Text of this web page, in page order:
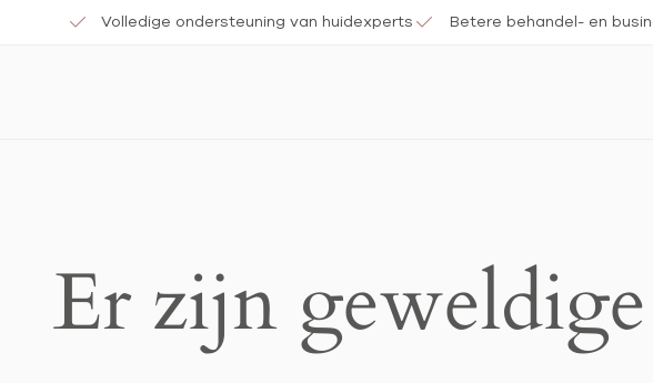
Volledige ondersteuning van huidexperts Betere behandel- en
Er zijn